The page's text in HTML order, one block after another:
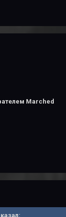
Marched